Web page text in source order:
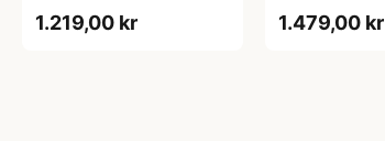
1.219,00 kr 1.479,00 kr